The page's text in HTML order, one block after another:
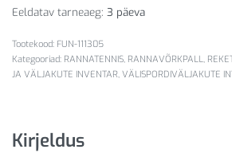
Eeldatav tarneaeg: 3 päeva
FUN-111305
Kategooriad: RANNATENNIS, RANNAVÕRKPALL,
JA VÄLJAKUTE INVENTAR, VÄLISPORDIVÄLJAKUTE
Kirjeldus